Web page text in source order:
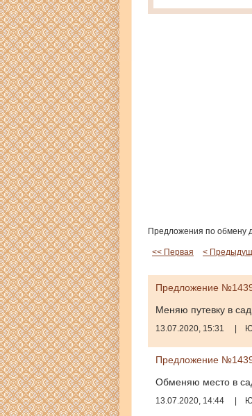
Предложения по обмену
<< Первая <
Предложение
Меняю путевку в
13.07.2020, 15:31
Предложение
Обменяю место в
13.07.2020, 14:44